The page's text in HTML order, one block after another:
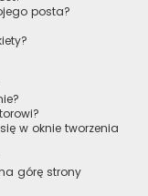
posta?
w oknie tworzenia
górę strony